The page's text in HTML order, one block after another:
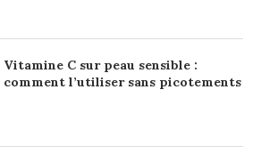
Vitamine C sur peau sensible :
comment l’utiliser sans picotements